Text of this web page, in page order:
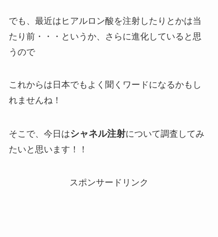
でも、最近はヒアルロン酸を注射したりとかは当
たり前・・・というか、さらに進化していると思
うので
これからは日本でもよく聞くワードになるかもし
れませんね！
そこで、今日はシャネル注射について調査してみ
たいと思います！！
スポンサードリンク